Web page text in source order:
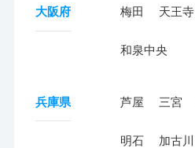
大阪府 梅田 天王寺
和泉中央
兵庫県 芦屋 三宮
明石 加古川